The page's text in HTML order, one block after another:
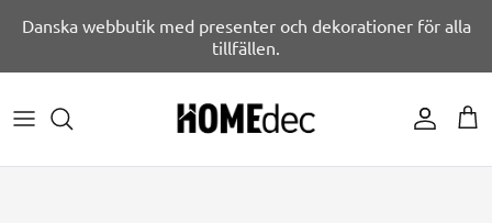
Danska webbutik med presenter och dekorationer för alla
tillfällen.